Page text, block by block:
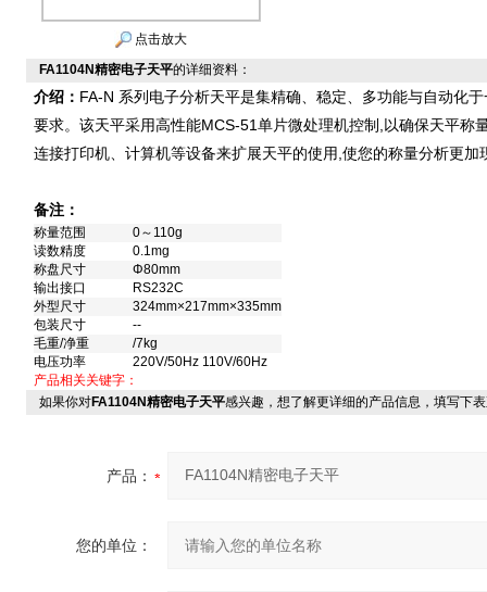
点击放大
FA1104N精密电子天平的详细资料：
介绍： FA-N 系列电子分析天平是集精确、稳定、多功能与自动化
要求。该天平采用高性能MCS-51单片微处理机控制,以确保天平称
连接打印机、计算机等设备来扩展天平的使用,使您的称量分析更加
备注：
称量范围
0～110g
读数精度
0.1mg
称盘尺寸
Φ80mm
输出接口
RS232C
外型尺寸
324mm×217mm×335mm
包装尺寸
--
毛重/净重
/7kg
电压功率
220V/50Hz 110V/60Hz
产品相关关键字：
如果你对FA1104N精密电子天平感兴趣，想了解更详细的产品信息，填写下
产品：
您的单位：